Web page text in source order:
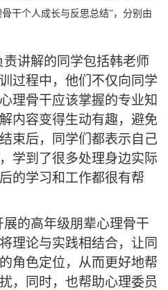
干个人成长与反思总结”，分别由
讲解的同学包括韩老师
过程中，他们不仅向同学
理骨干应该掌握的专业知
内容变得生动有趣，避免
束后，同学们都表示自己
学到了很多处理身边实际
的学习和工作都很有帮
的高年级朋辈心理骨干
理论与实践相结合，让同
角色定位，从而更好地帮
，同时，也帮助心理委员